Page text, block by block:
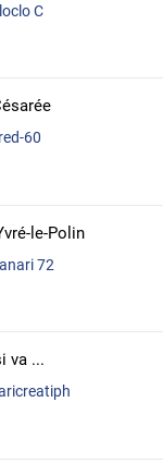
C
60
le-Polin
72
va ...